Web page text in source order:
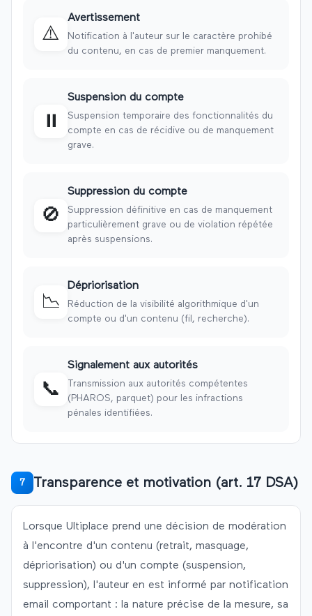
⚠️
Avertissement
Notification à l'auteur sur le caractère prohibé
du contenu, en cas de premier manquement.
⏸️
Suspension du compte
Suspension temporaire des fonctionnalités du
compte en cas de récidive ou de manquement
grave.
🚫
Suppression du compte
Suppression définitive en cas de manquement
particulièrement grave ou de violation répétée
après suspensions.
📉
Dépriorisation
Réduction de la visibilité algorithmique d'un
compte ou d'un contenu (fil, recherche).
📞
Signalement aux autorités
Transmission aux autorités compétentes
(PHAROS, parquet) pour les infractions
pénales identifiées.
7 Transparence et motivation (art. 17 DSA)
Lorsque Ultiplace prend une décision de modération
à l'encontre d'un contenu (retrait, masquage,
dépriorisation) ou d'un compte (suspension,
suppression), l'auteur en est informé par notification
email comportant : la nature précise de la mesure, sa